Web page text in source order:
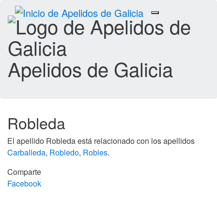
Toggle
navigation
Apelidos de Galicia
Robleda
El apellido Robleda está relacionado con los apellidos
Carballeda, Robledo, Robles.
Comparte
Facebook